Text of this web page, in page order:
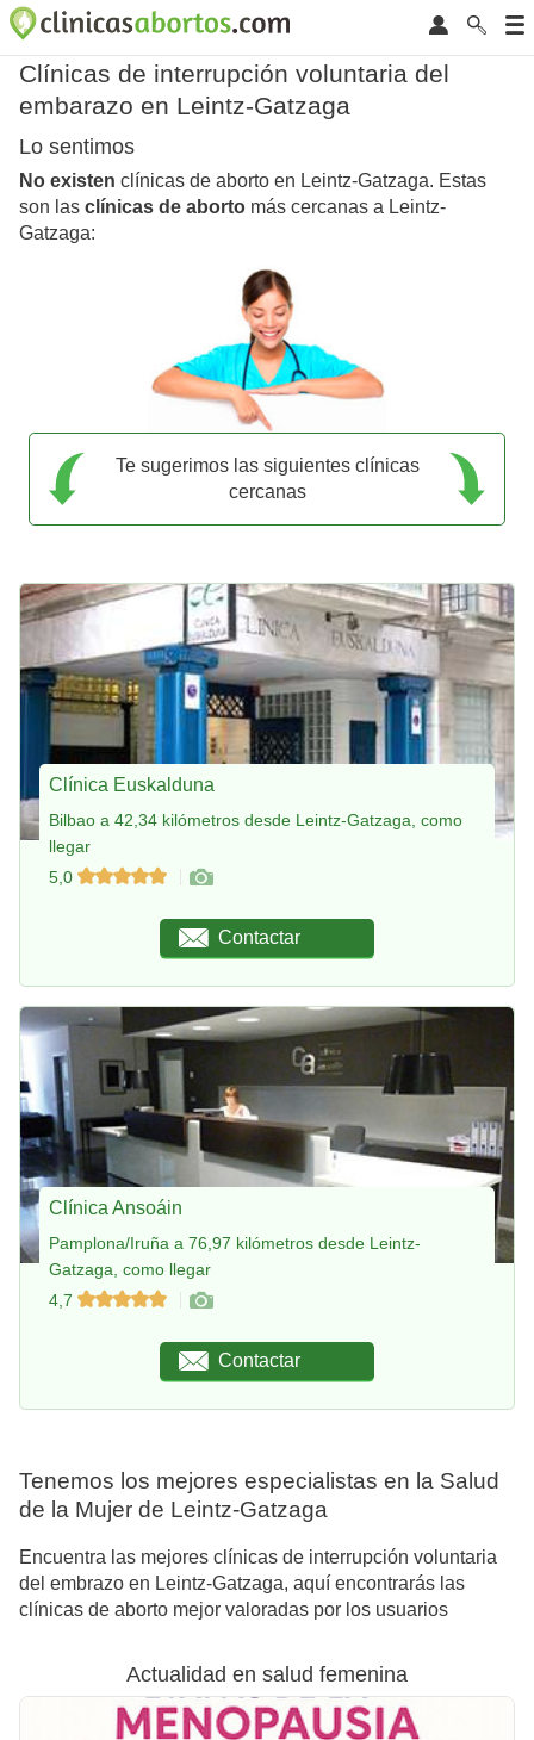
Clínicas de interrupción voluntaria del
embarazo en Leintz-Gatzaga
Lo sentimos
No existen clínicas de aborto en Leintz-Gatzaga. Estas
son las clínicas de aborto más cercanas a Leintz-
Gatzaga:
Te sugerimos las siguientes clínicas
cercanas
Clínica Euskalduna
Bilbao a 42,34 kilómetros desde Leintz-Gatzaga, como
llegar
5,0
Contactar
Clínica Ansoáin
Pamplona/Iruña a 76,97 kilómetros desde Leintz-
Gatzaga, como llegar
4,7
Contactar
Tenemos los mejores especialistas en la Salud
de la Mujer de Leintz-Gatzaga
Encuentra las mejores clínicas de interrupción voluntaria
del embrazo en Leintz-Gatzaga, aquí encontrarás las
clínicas de aborto mejor valoradas por los usuarios
Actualidad en salud femenina